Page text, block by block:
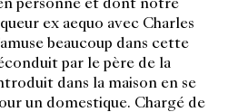
personne et dont notre
ex aequo avec Charles
beaucoup dans cette
par le père de la
dans la maison en se
un domestique. Chargé de